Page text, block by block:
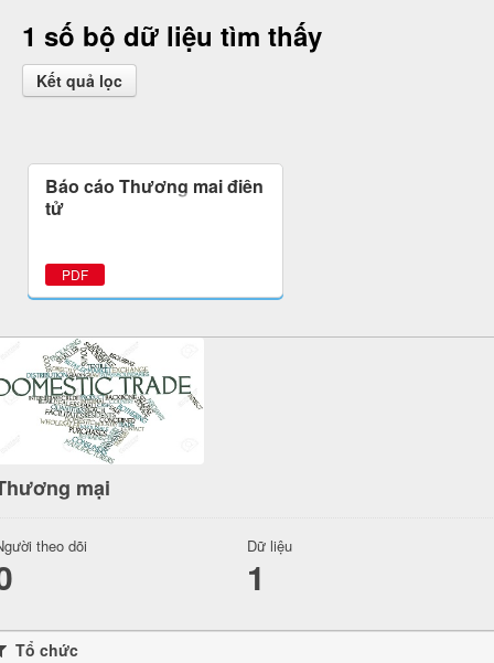
1 số bộ dữ liệu tìm thấy
Kết quả lọc
Báo cáo Thương mại điện
tử
PDF
mại
theo dõi Dữ liệu
1
Tổ chức